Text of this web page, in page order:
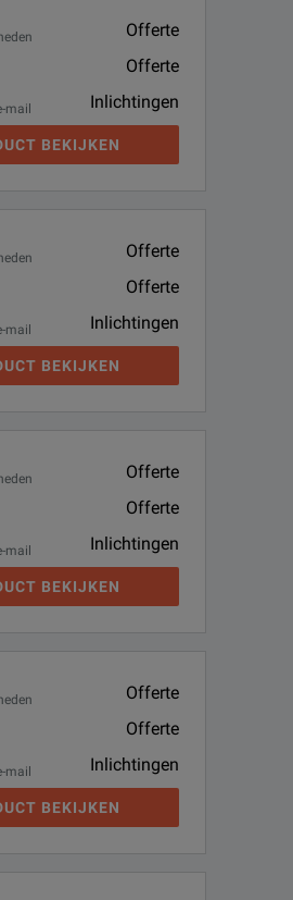
Offerte
Offerte
mail
Inlichtingen
BEKIJKEN
Offerte
Offerte
mail
Inlichtingen
BEKIJKEN
Offerte
Offerte
mail
Inlichtingen
BEKIJKEN
Offerte
Offerte
mail
Inlichtingen
BEKIJKEN